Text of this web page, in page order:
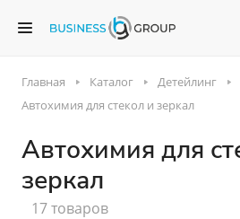
Главная Каталог
Детейлинг
Автохимия для стекол и зеркал
Автохимия для
зеркал
17 товаров